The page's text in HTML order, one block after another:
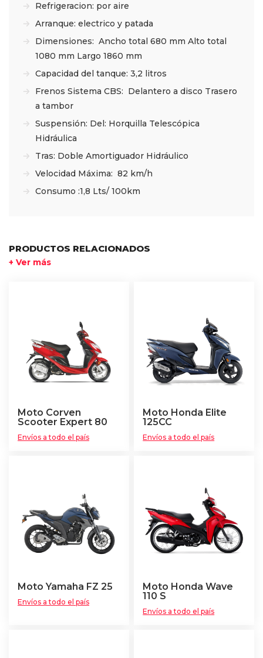
Refrigeracion: por aire
Arranque: electrico y patada
Dimensiones: Ancho total 680 mm Alto total
1080 mm Largo 1860 mm
Capacidad del tanque: 3,2 litros
Frenos Sistema CBS: Delantero a disco Trasero
a tambor
Suspensión: Del: Horquilla Telescópica
Hidráulica
Tras: Doble Amortiguador Hidráulico
Velocidad Máxima: 82 km/h
Consumo :1,8 Lts/ 100km
PRODUCTOS RELACIONADOS
+ Ver más
Moto Corven
Scooter Expert 80
Envíos a todo el país
Moto Honda Elite
125CC
Envíos a todo el país
Moto Yamaha FZ 25
Envíos a todo el país
Moto Honda Wave
110 S
Envíos a todo el país